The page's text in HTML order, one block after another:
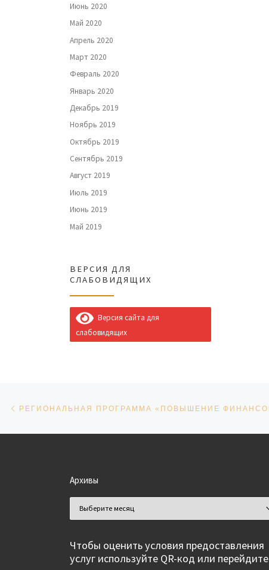
Июнь 2020
Май 2020
Апрель 2020
Март 2020
Февраль 2020
Январь 2020
Декабрь 2019
Ноябрь 2019
Октябрь 2019
Сентябрь 2019
Август 2019
Июль 2019
Июнь 2019
Май 2019
ВЕРСИЯ ДЛЯ
СЛАБОВИДЯЩИХ
Версия сайта для
слабовидящих
Навигация по записям
Архивы
Чтобы оценить условия предоставления
услуг используйте QR-код или перейдите